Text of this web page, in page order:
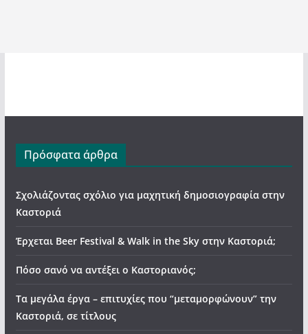
Πρόσφατα άρθρα
Σχολιάζοντας σχόλιο για μαχητική δημοσιογραφία στην
Καστοριά
Έρχεται Beer Festival & Walk in the Sky στην Καστοριά;
Πόσο σανό να αντέξει ο Καστοριανός;
Τα μεγάλα έργα – επιτυχίες που “μεταμορφώνουν” την
Καστοριά, σε τίτλους